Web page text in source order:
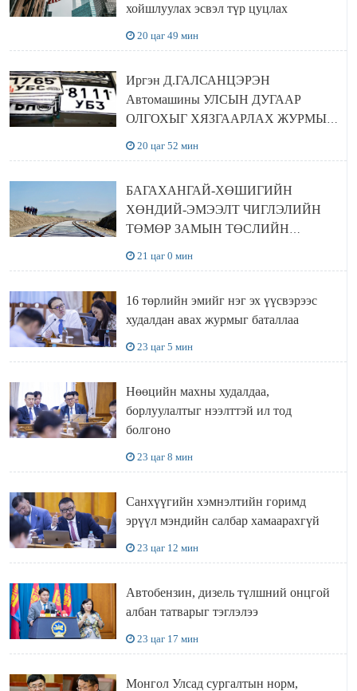
хойшлуулах эсвэл түр цуцлах
20 цаг 49 мин
Иргэн Д.ГАЛСАНЦЭРЭН
Автомашины УЛСЫН ДУГААР
ОЛГОХЫГ ХЯЗГААРЛАХ ЖУРМЫГ
20 цаг 52 мин
БАГАХАНГАЙ-ХӨШИГИЙН
ХӨНДИЙ-ЭМЭЭЛТ ЧИГЛЭЛИЙН
ТӨМӨР ЗАМЫН ТӨСЛИЙН
21 цаг 0 мин
16 төрлийн эмийг нэг эх үүсвэрээс
худалдан авах журмыг баталлаа
23 цаг 5 мин
Нөөцийн махны худалдаа,
борлуулалтыг нээлттэй ил тод
болгоно
23 цаг 8 мин
Санхүүгийн хэмнэлтийн горимд
эрүүл мэндийн салбар хамаарахгүй
23 цаг 12 мин
Автобензин, дизель түлшний онцгой
албан татварыг тэглэлээ
23 цаг 17 мин
Монгол Улсад сургалтын норм,